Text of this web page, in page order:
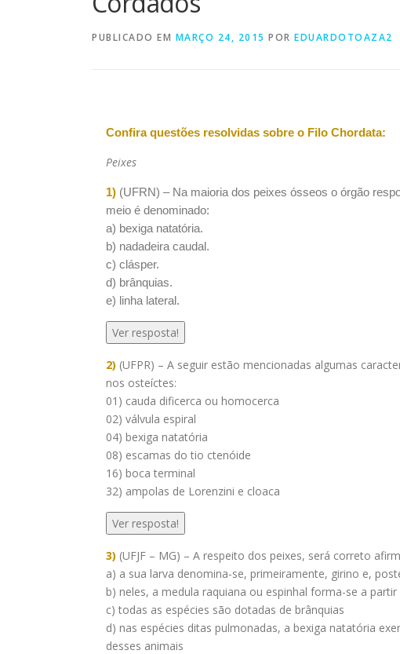
PUBLICADO EM MARÇO 24, 2015 POR EDUARDOTOAZA2
Confira questões resolvidas sobre o Filo Chordata:
Peixes
1) (UFRN) – Na maioria dos peixes ósseos o órgão
meio é denominado:
a) bexiga natatória.
b) nadadeira caudal.
c) clásper.
d) brânquias.
e) linha lateral.
Ver resposta!
2) (UFPR) – A seguir estão mencionadas algumas
nos osteíctes:
01) cauda dificerca ou homocerca
02) válvula espiral
04) bexiga natatória
08) escamas do tio ctenóide
16) boca terminal
32) ampolas de Lorenzini e cloaca
Ver resposta!
3) (UFJF – MG) – A respeito dos peixes, será correto
a) a sua larva denomina-se, primeiramente, girino e,
b) neles, a medula raquiana ou espinhal forma-se a
c) todas as espécies são dotadas de brânquias
d) nas espécies ditas pulmonadas, a bexiga natatória
desses animais